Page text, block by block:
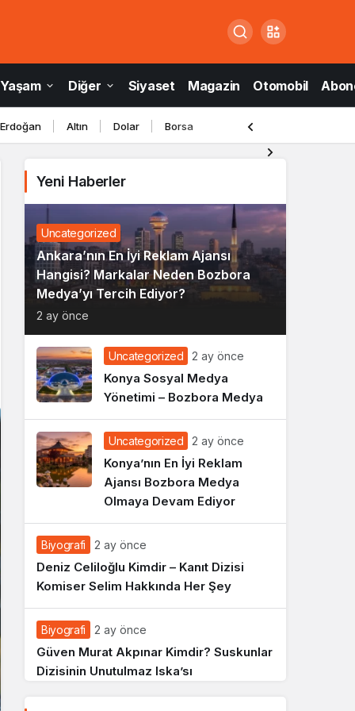
Yaşam Diğer Siyaset Magazin Otomobil
Altın Dolar Borsa
Yeni Haberler
Uncategorized
Ankara’nın En İyi Reklam Ajansı
Hangisi? Markalar Neden Bozbora
Medya’yı Tercih Ediyor?
2 ay önce
Uncategorized 2 ay önce
Konya Sosyal Medya
Yönetimi – Bozbora Medya
Uncategorized 2 ay önce
Konya’nın En İyi Reklam
Ajansı Bozbora Medya
Olmaya Devam Ediyor
Biyografi 2 ay önce
Deniz Celiloğlu Kimdir – Kanıt Dizisi
Komiser Selim Hakkında Her Şey
Biyografi 2 ay önce
Güven Murat Akpınar Kimdir? Suskunlar
Dizisinin Unutulmaz Iska’sı